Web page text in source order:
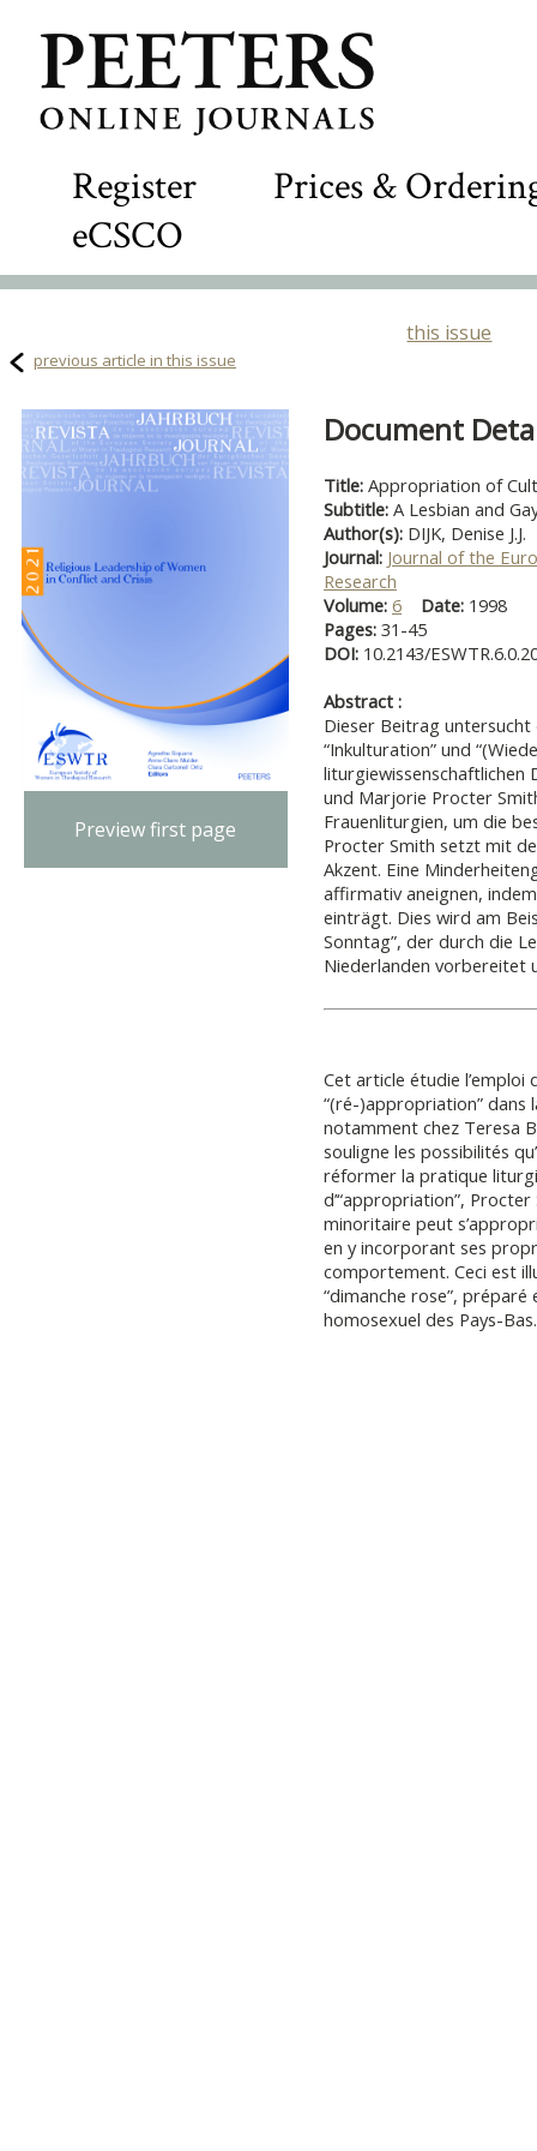
Register
Prices &
eCSCO
this issue
previous article in this issue
Preview first page
Document
Title: Appropriation of
Subtitle: A Lesbian and
Author(s): DIJK, Denise J.J.
Journal: Journal of the
Research
Volume: 6 Date: 1998
Pages: 31-45
DOI: 10.2143/
Abstract :
Dieser Beitrag
“Inkulturation” und
liturgiewissenschaftlichen
und Marjorie Procter
Frauenliturgien, um die
Procter Smith setzt mit
Akzent. Eine
affirmativ aneignen,
einträgt. Dies wird am
Sonntag”, der durch die
Niederlanden vorbereitet
Cet article étudie l’emploi
“(ré-)appropriation” dans
notamment chez Teresa
souligne les possibilités
réformer la pratique
d’“appropriation”,
minoritaire peut
en y incorporant ses
comportement. Ceci est
“dimanche rose”,
homosexuel des Pays-Bas.